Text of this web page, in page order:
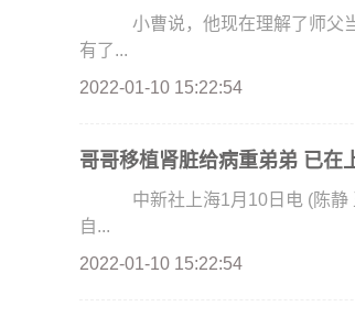
小曹说，他现在理解了师父当
有了...
2022-01-10 15:22:54
哥哥移植肾脏给病重弟弟 已在
中新社上海1月10日电 (陈静 王根华)在上海武警服役的弟弟被尿毒症击倒，哥哥义无反顾地捐献出
自...
2022-01-10 15:22:54